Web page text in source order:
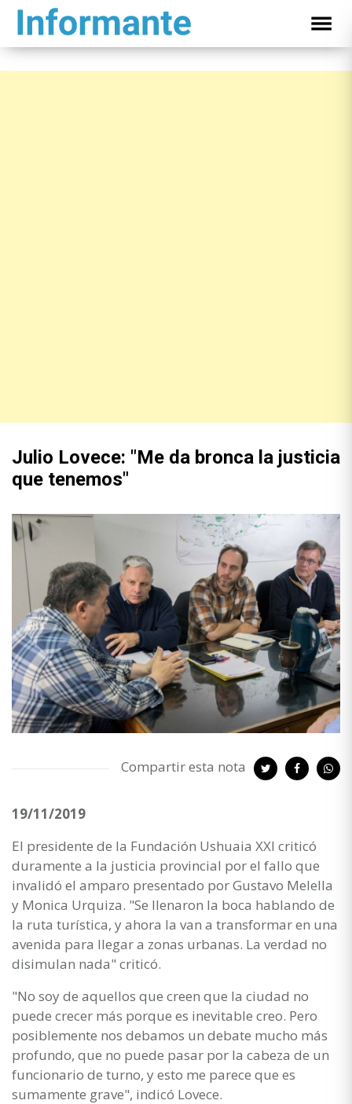
Julio Lovece: "Me da bronca la justicia
que tenemos"
Compartir esta nota
19/11/2019
El presidente de la Fundación Ushuaia XXI criticó
duramente a la justicia provincial por el fallo que
invalidó el amparo presentado por Gustavo Melella
y Monica Urquiza. "Se llenaron la boca hablando de
la ruta turística, y ahora la van a transformar en una
avenida para llegar a zonas urbanas. La verdad no
disimulan nada" criticó.
"No soy de aquellos que creen que la ciudad no
puede crecer más porque es inevitable creo. Pero
posiblemente nos debamos un debate mucho más
profundo, que no puede pasar por la cabeza de un
funcionario de turno, y esto me parece que es
sumamente grave", indicó Lovece.